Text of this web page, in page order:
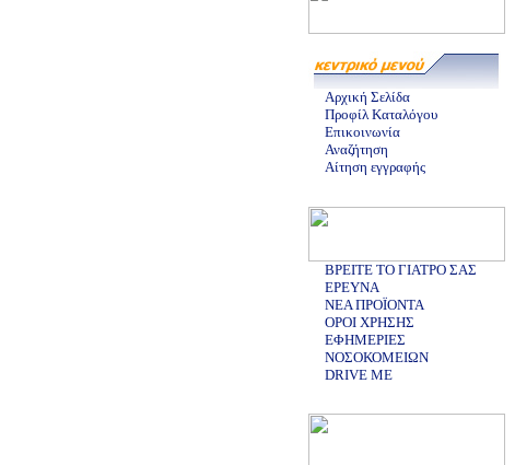
Αρχική Σελίδα
Προφίλ Καταλόγου
Επικοινωνία
Αναζήτηση
Αίτηση εγγραφής
ΒΡΕΙΤΕ ΤΟ ΓΙΑΤΡΟ ΣΑΣ
ΕΡΕΥΝΑ
ΝΕΑ ΠΡΟΪΟΝΤΑ
ΟΡΟΙ ΧΡΗΣΗΣ
ΕΦΗΜΕΡΙΕΣ
ΝΟΣΟΚΟΜΕΙΩΝ
DRIVE ME